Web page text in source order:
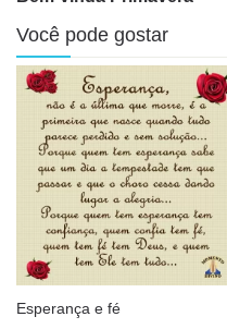
Você pode gostar
Esperança e fé